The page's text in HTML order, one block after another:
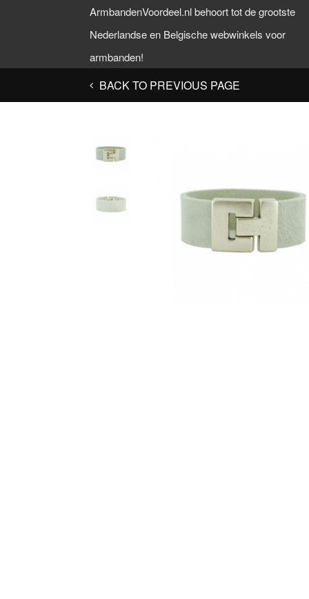
ArmbandenVoordeel.nl behoort tot de grootste
Nederlandse en Belgische webwinkels voor
armbanden!
BACK TO PREVIOUS PAGE